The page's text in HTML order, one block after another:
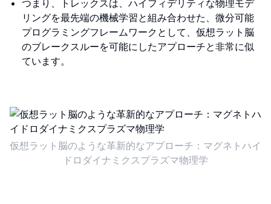
つまり、トレックスは、ハイフィデリティな物理モデ
リングを最先端の機械学習と組み合わせた、微分可能
プログラミングフレームワークとして、仮想ラット脳
のブレークスルーを可能にしたアプローチと非常に似
ています。
仮想ラット脳のような革新的なアプローチ：マグネトハイ
ドロダイナミクスプラズマ物理学